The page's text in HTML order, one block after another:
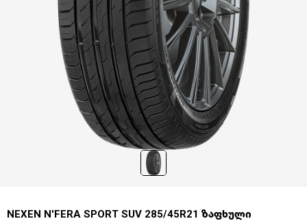
NEXEN N'FERA SPORT SUV 285/45R21 ზაფხული